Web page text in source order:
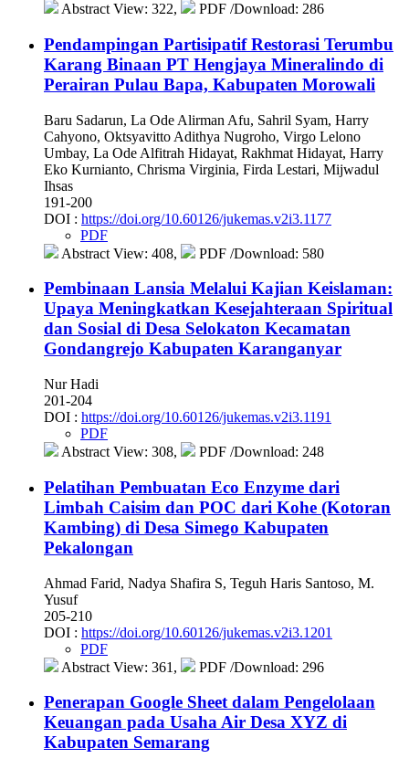
Abstract View: 322,
PDF /Download: 286
Pendampingan Partisipatif Restorasi Terumbu
Karang Binaan PT Hengjaya Mineralindo di
Perairan Pulau Bapa, Kabupaten Morowali
Baru Sadarun, La Ode Alirman Afu, Sahril Syam, Harry
Cahyono, Oktsyavitto Adithya Nugroho, Virgo Lelono
Umbay, La Ode Alfitrah Hidayat, Rakhmat Hidayat, Harry
Eko Kurnianto, Chrisma Virginia, Firda Lestari, Mijwadul
Ihsas
191-200
DOI : https://doi.org/10.60126/jukemas.v2i3.1177
PDF
Abstract View: 408,
PDF /Download: 580
Pembinaan Lansia Melalui Kajian Keislaman:
Upaya Meningkatkan Kesejahteraan Spiritual
dan Sosial di Desa Selokaton Kecamatan
Gondangrejo Kabupaten Karanganyar
Nur Hadi
201-204
DOI : https://doi.org/10.60126/jukemas.v2i3.1191
PDF
Abstract View: 308,
PDF /Download: 248
Pelatihan Pembuatan Eco Enzyme dari
Limbah Caisim dan POC dari Kohe (Kotoran
Kambing) di Desa Simego Kabupaten
Pekalongan
Ahmad Farid, Nadya Shafira S, Teguh Haris Santoso, M.
Yusuf
205-210
DOI : https://doi.org/10.60126/jukemas.v2i3.1201
PDF
Abstract View: 361,
PDF /Download: 296
Penerapan Google Sheet dalam Pengelolaan
Keuangan pada Usaha Air Desa XYZ di
Kabupaten Semarang